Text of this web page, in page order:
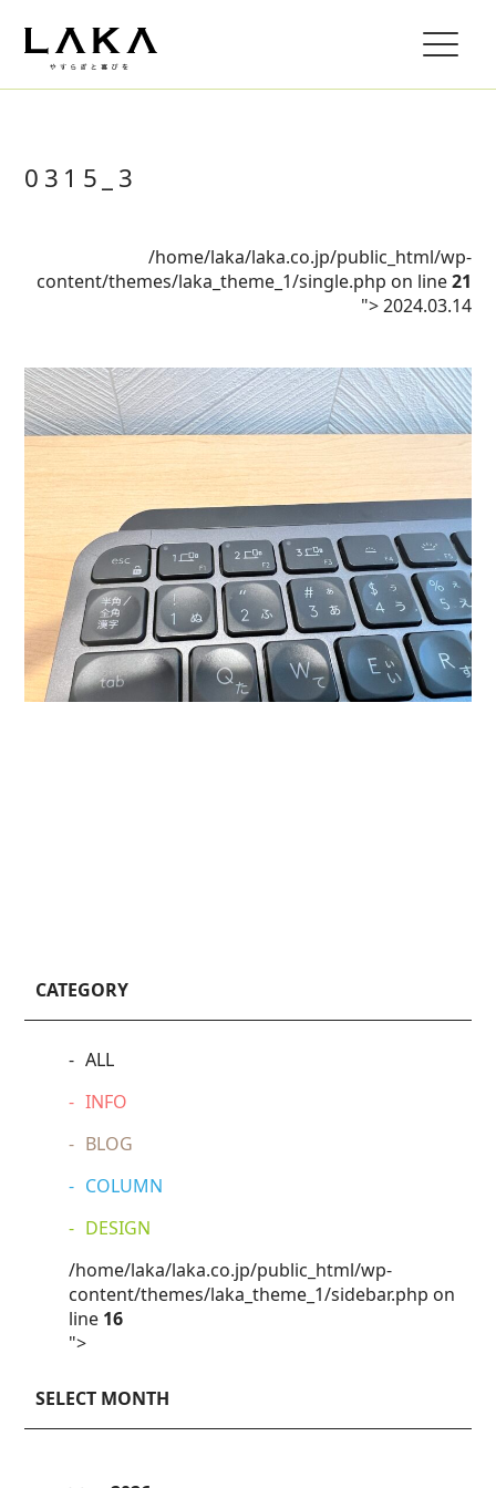
0315_3
/home/laka/laka.co.jp/public_html/wp-
content/themes/laka_theme_1/single.php on line21
">2024.03.14
CATEGORY
ALL
INFO
BLOG
COLUMN
DESIGN
/home/laka/laka.co.jp/public_html/wp-
content/themes/laka_theme_1/sidebar.php on
line 16
">
SELECT MONTH